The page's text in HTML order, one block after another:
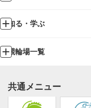
知る・学ぶ
競輪場一覧
共通メニュー